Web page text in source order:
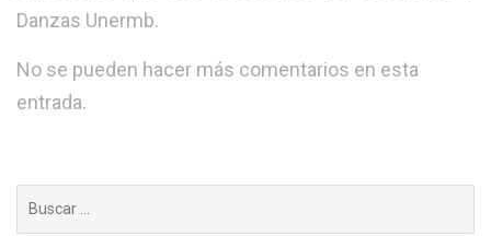
Danzas Unermb.
No se pueden hacer más comentarios en esta
entrada.